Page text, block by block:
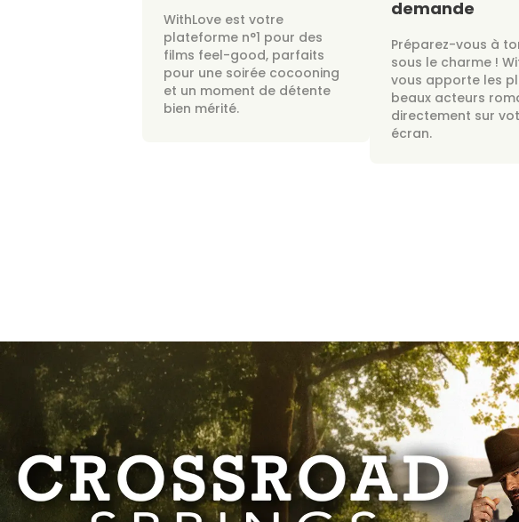
WithLove est votre
plateforme n°1 pour des
films feel-good, parfaits
pour une soirée cocooning
et un moment de détente
bien mérité.
demande
Préparez-vous à
sous le charme !
vous apporte les
beaux acteurs
directement sur
écran.